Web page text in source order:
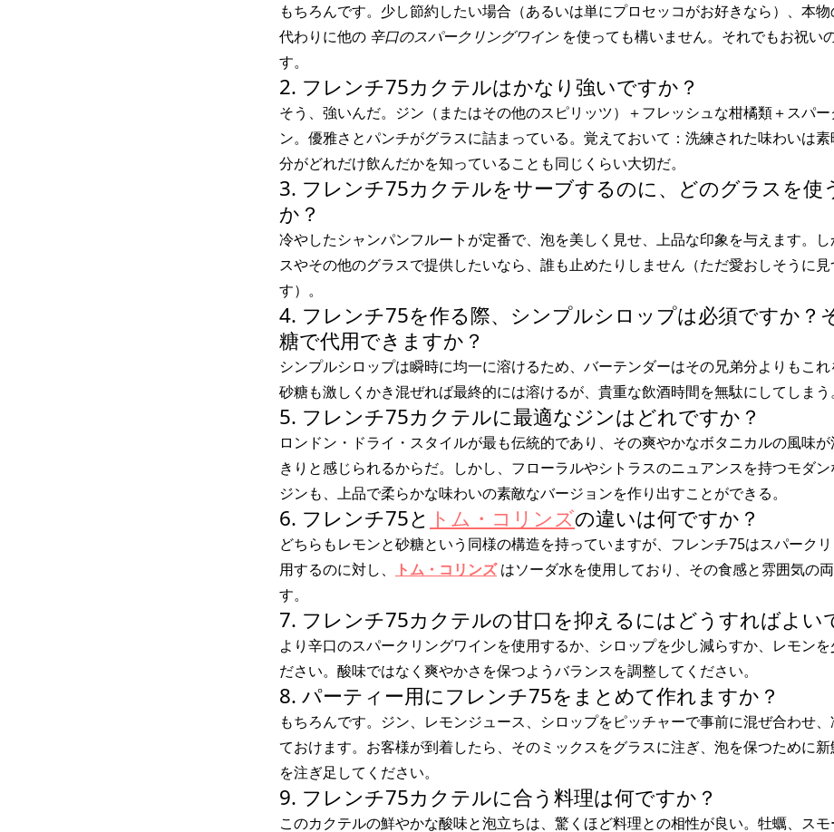
もちろんです。少し節約したい場合（あるいは単にプロセッコがお好きなら）、本
代わりに他の 辛口のスパークリングワインを使っても構いません。それでもお祝い
す。
2. フレンチ75カクテルはかなり強いですか？
そう、強いんだ。ジン（またはその他のスピリッツ）＋フレッシュな柑橘類＋スパー
ン。優雅さとパンチがグラスに詰まっている。覚えておいて：洗練された味わいは
分がどれだけ飲んだかを知っていることも同じくらい大切だ。
3. フレンチ75カクテルをサーブするのに、どのグラスを使
か？
冷やしたシャンパンフルートが定番で、泡を美しく見せ、上品な印象を与えます。
スやその他のグラスで提供したいなら、誰も止めたりしません（ただ愛おしそうに
す）。
4. フレンチ75を作る際、シンプルシロップは必須ですか？
糖で代用できますか？
シンプルシロップは瞬時に均一に溶けるため、バーテンダーはその兄弟分よりもこ
砂糖も激しくかき混ぜれば最終的には溶けるが、貴重な飲酒時間を無駄にしてしまう。
5. フレンチ75カクテルに最適なジンはどれですか？
ロンドン・ドライ・スタイルが最も伝統的であり、その爽やかなボタニカルの風味
きりと感じられるからだ。しかし、フローラルやシトラスのニュアンスを持つモダン
ジンも、上品で柔らかな味わいの素敵なバージョンを作り出すことができる。
6. フレンチ75と トム・コリンズの違いは何ですか？
どちらもレモンと砂糖という同様の構造を持っていますが、フレンチ75はスパーク
用するのに対し、
トム・コリンズはソーダ水を使用しており、その食感と雰囲気の
す。
7. フレンチ75カクテルの甘口を抑えるにはどうすればよい
より辛口のスパークリングワインを使用するか、シロップを少し減らすか、レモンを
ださい。酸味ではなく爽やかさを保つようバランスを調整してください。
8. パーティー用にフレンチ75をまとめて作れますか？
もちろんです。ジン、レモンジュース、シロップをピッチャーで事前に混ぜ合わせ
ておけます。お客様が到着したら、そのミックスをグラスに注ぎ、泡を保つために
を注ぎ足してください。
9. フレンチ75カクテルに合う料理は何ですか？
このカクテルの鮮やかな酸味と泡立ちは、驚くほど料理との相性が良い。牡蠣、スモ